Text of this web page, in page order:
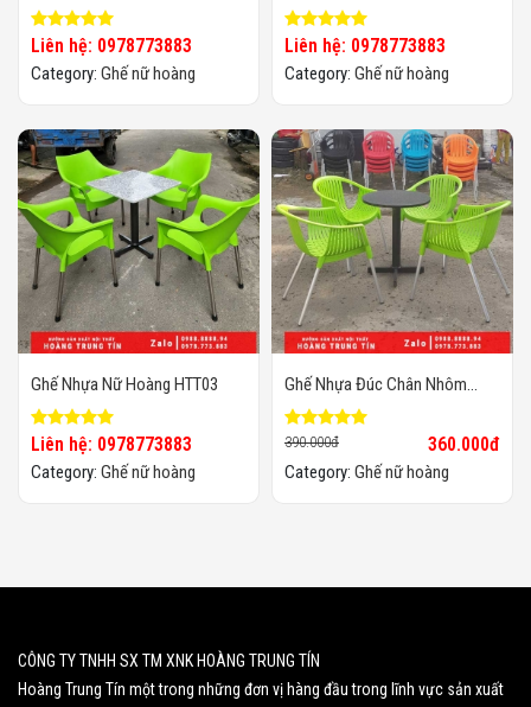
Liên hệ: 0978773883
Category: Ghế nữ hoàng
Liên hệ: 0978773883
Category: Ghế nữ hoàng
Ghế Nhựa Nữ Hoàng HTT03
Liên hệ: 0978773883
Category: Ghế nữ hoàng
Ghế Nhựa Đúc Chân Nhôm
Chất Lượng Cao, Giá Sỉ
390.000đ 360.000đ
Category: Ghế nữ hoàng
CÔNG TY TNHH SX TM XNK HOÀNG TRUNG TÍN
Hoàng Trung Tín một trong những đơn vị hàng đầu trong lĩnh vực sản xuất